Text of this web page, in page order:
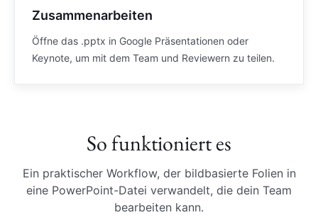
Zusammenarbeiten
Öffne das .pptx in Google Präsentationen oder
Keynote, um mit dem Team und Reviewern zu teilen.
So funktioniert es
Ein praktischer Workflow, der bildbasierte Folien in
eine PowerPoint-Datei verwandelt, die dein Team
bearbeiten kann.